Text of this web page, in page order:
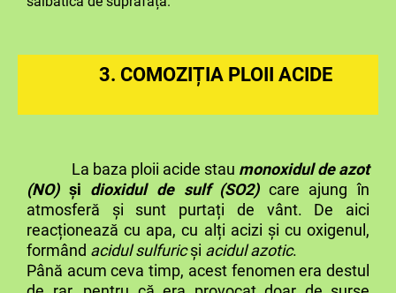
3. COMOZIȚIA PLOII ACIDE
La baza ploii acide stau monoxidul de azot
(NO)și dioxidul de sulf (SO2) care ajung în
atmosferă și sunt purtați de vânt. De aici
reacționează cu apa, cu alți acizi și cu oxigenul,
formând acidul sulfuricși acidul azotic.
Până acum ceva timp, acest fenomen era destul